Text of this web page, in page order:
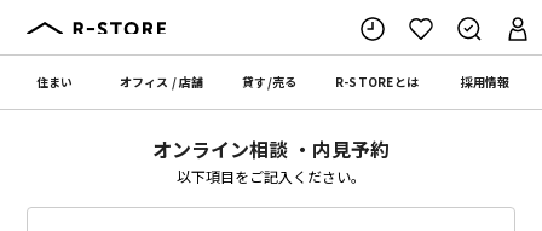
住まい オフィス /店舗 貸す/売る R-STOREとは 採用情報
オンライン相談 ・内見予約
以下項目をご記入ください。